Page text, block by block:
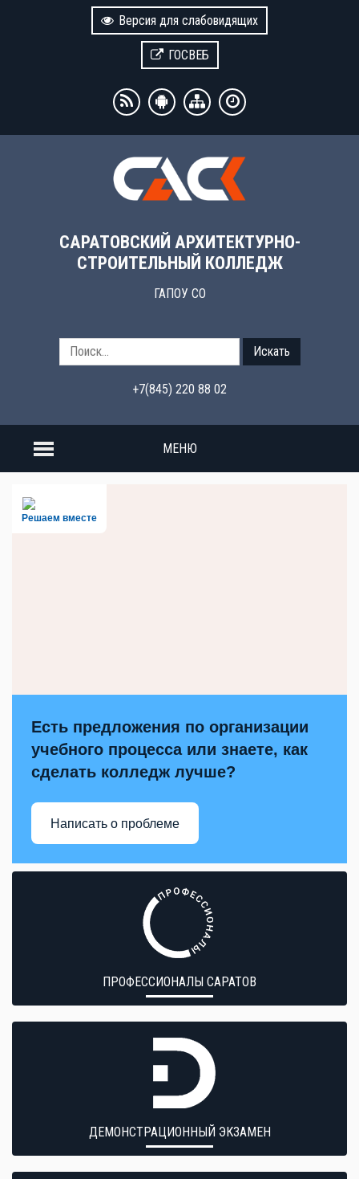
Версия для слабовидящих
ГОСВЕБ
САРАТОВСКИЙ АРХИТЕКТУРНО-
СТРОИТЕЛЬНЫЙ КОЛЛЕДЖ
ГАПОУ СО
Искать
+7(845) 220 88 02
МЕНЮ
Решаем вместе
Есть предложения по организации
учебного процесса или знаете, как
сделать колледж лучше?
Написать о проблеме
ПРОФЕССИОНАЛЫ САРАТОВ
ДЕМОНСТРАЦИОННЫЙ ЭКЗАМЕН